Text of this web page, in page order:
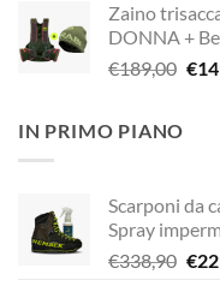
era:
Zaino
DONNA +
€189,00 Il
€
IN PRIMO PIANO
Scarponi da
Spray
€338,90 Il
€